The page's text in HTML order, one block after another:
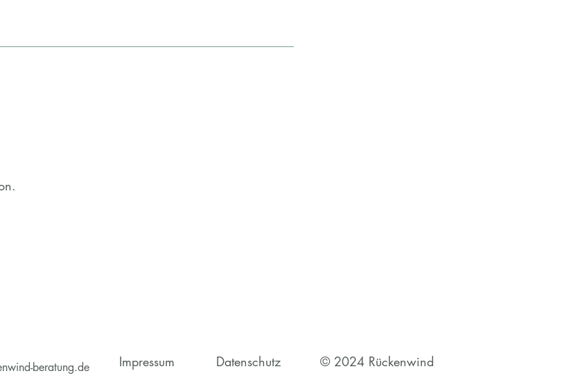
beratung.de
Impressum Datenschutz © 2024 Rückenwind